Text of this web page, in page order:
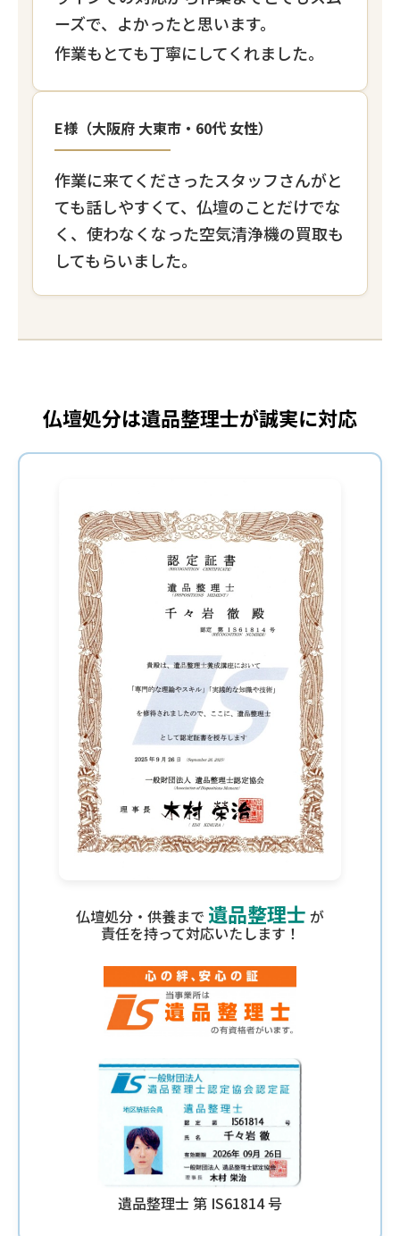
ーズで、よかったと思います。
作業もとても丁寧にしてくれました。
E様（大阪府 大東市・60代 女性）
作業に来てくださったスタッフさんがと
ても話しやすくて、仏壇のことだけでな
く、使わなくなった空気清浄機の買取も
してもらいました。
仏壇処分は遺品整理士が誠実に対応
仏壇処分・供養まで 遺品整理士 が
責任を持って対応いたします！
遺品整理士 第 IS61814 号